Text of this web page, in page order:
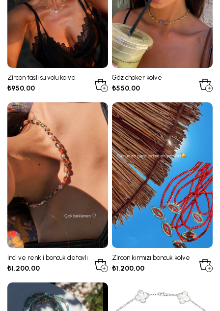
Zircon taşlı su yolu kolye
₺950,00
Göz choker kolye
₺550,00
İnci ve renkli boncuk detaylı
kolye
₺1.200,00
Zircon kırmızı boncuk kolye
₺1.200,00